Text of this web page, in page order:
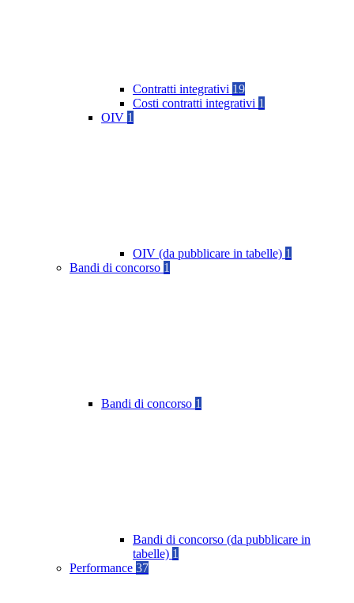
Contratti integrativi 19
Costi contratti integrativi 1
OIV 1
OIV (da pubblicare in tabelle) 1
Bandi di concorso 1
Bandi di concorso 1
Bandi di concorso (da pubblicare in
tabelle) 1
Performance 37